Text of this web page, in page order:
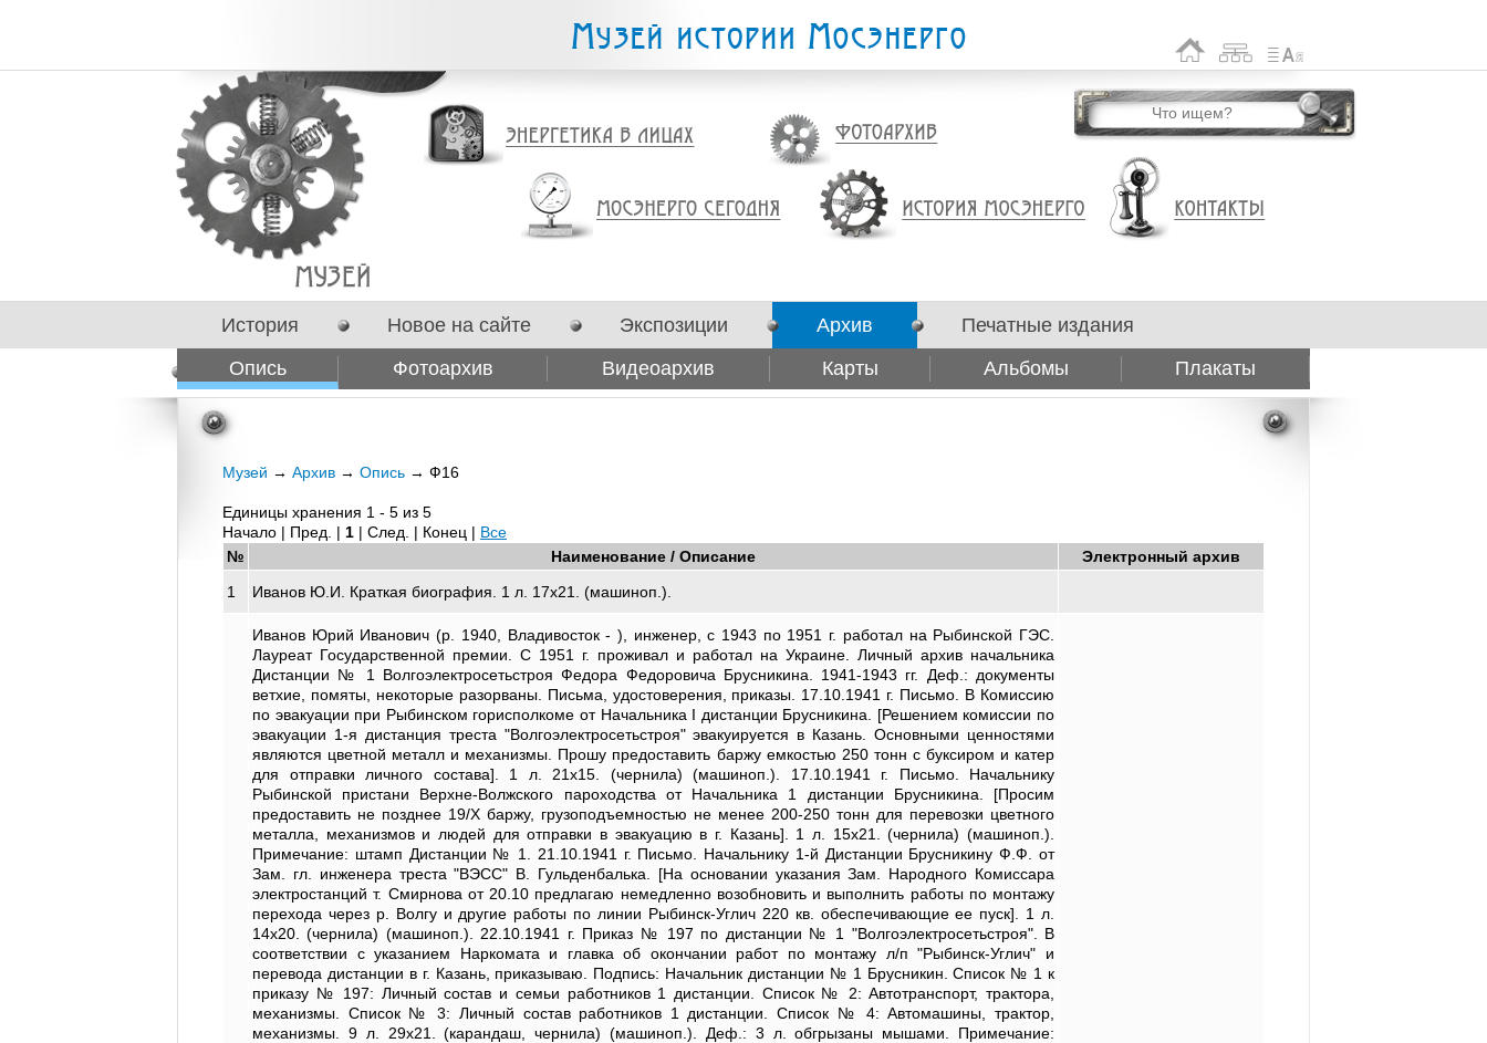
История Новое на сайте Экспозиции
Архив
Опись
Фотоархив Видеоархив Карты Альбомы Плакаты
Печатные издания
Сотрудничество
Музей → Архив → Опись → Ф16
Единицы хранения 1 - 5 из 5
Начало | Пред. | 1 | След. | Конец | Все
№
Наименование / Описание
Электронный архив
1
Иванов Ю.И. Краткая биография. 1 л. 17х21. (машиноп.).
Иванов Юрий Иванович (р. 1940, Владивосток - ), инженер, с 1943 по 1951 г. работал на Рыбинской ГЭС.
Лауреат Государственной премии. С 1951 г. проживал и работал на Украине. Личный архив начальника
Дистанции № 1 Волгоэлектросетьстроя Федора Федоровича Брусникина. 1941-1943 гг. Деф.: документы
ветхие, помяты, некоторые разорваны. Письма, удостоверения, приказы. 17.10.1941 г. Письмо. В Комиссию
по эвакуации при Рыбинском горисполкоме от Начальника I дистанции Брусникина. [Решением комиссии по
эвакуации 1-я дистанция треста "Волгоэлектросетьстроя" эвакуируется в Казань. Основными ценностями
являются цветной металл и механизмы. Прошу предоставить баржу емкостью 250 тонн с буксиром и катер
для отправки личного состава]. 1 л. 21х15. (чернила) (машиноп.). 17.10.1941 г. Письмо. Начальнику
Рыбинской пристани Верхне-Волжского пароходства от Начальника 1 дистанции Брусникина. [Просим
предоставить не позднее 19/Х баржу, грузоподъемностью не менее 200-250 тонн для перевозки цветного
металла, механизмов и людей для отправки в эвакуацию в г. Казань]. 1 л. 15х21. (чернила) (машиноп.).
Примечание: штамп Дистанции № 1. 21.10.1941 г. Письмо. Начальнику 1-й Дистанции Брусникину Ф.Ф. от
Зам. гл. инженера треста "ВЭСС" В. Гульденбалька. [На основании указания Зам. Народного Комиссара
электростанций т. Смирнова от 20.10 предлагаю немедленно возобновить и выполнить работы по монтажу
перехода через р. Волгу и другие работы по линии Рыбинск-Углич 220 кв. обеспечивающие ее пуск]. 1 л.
14х20. (чернила) (машиноп.). 22.10.1941 г. Приказ № 197 по дистанции № 1 "Волгоэлектросетьстроя". В
соответствии с указанием Наркомата и главка об окончании работ по монтажу л/п "Рыбинск-Углич" и
перевода дистанции в г. Казань, приказываю. Подпись: Начальник дистанции № 1 Брусникин. Список № 1 к
приказу № 197: Личный состав и семьи работников 1 дистанции. Список № 2: Автотранспорт, трактора,
механизмы. Список № 3: Личный состав работников 1 дистанции. Список № 4: Автомашины, трактор,
механизмы. 9 л. 29х21. (карандаш, чернила) (машиноп.). Деф.: 3 л. обгрызаны мышами. Примечание: